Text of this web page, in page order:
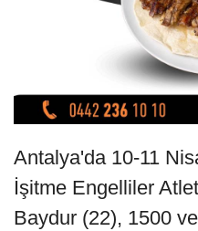
Antalya'da 10-11
İşitme Engelliler
Baydur (22), 1500